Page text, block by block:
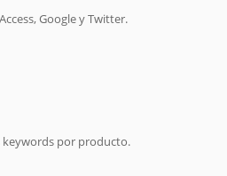
Google y Twitter.
keywords por producto.